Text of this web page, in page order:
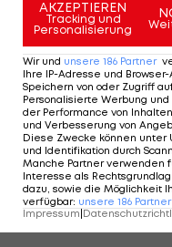
Die Final-Phase der
gewohnt auf Sky
DAZN zu sehen.
Starte jetzt dein
dabei>>>
AKZEPTIEREN
Tracking und
Personalisierung
Wir und unsere 186 Partner
Ihre IP-Adresse und
Speichern von oder Zugriff
Personalisierte Werbung
der Performance von
und Verbesserung von
Diese Zwecke können unter
und Identifikation durch
Manche Partner verwenden
Interesse als
dazu, sowie die Möglichkeit
verfügbar: unsere 186 Partner
Impressum|